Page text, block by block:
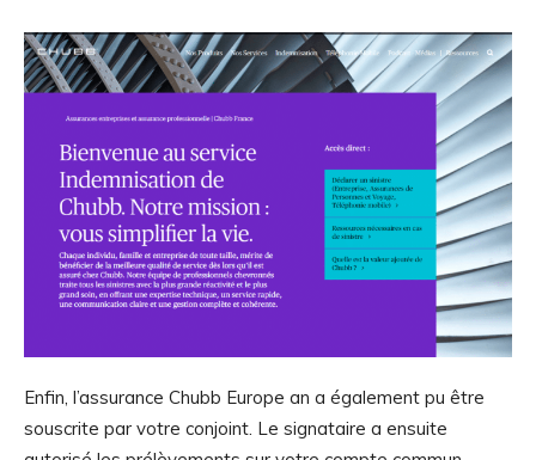
Enfin, l’assurance Chubb Europe an a également pu être
souscrite par votre conjoint. Le signataire a ensuite